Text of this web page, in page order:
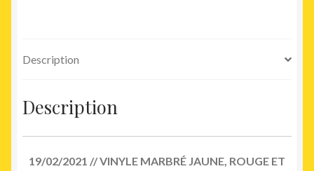
Description
Description
19/02/2021 // VINYLE MARBRÉ JAUNE, ROUGE ET